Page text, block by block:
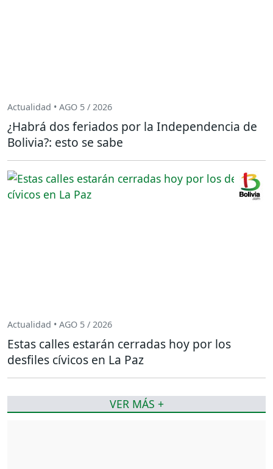
Actualidad • AGO 5 / 2026
¿Habrá dos feriados por la Independencia de
Bolivia?: esto se sabe
Actualidad • AGO 5 / 2026
Estas calles estarán cerradas hoy por los
desfiles cívicos en La Paz
VER MÁS +